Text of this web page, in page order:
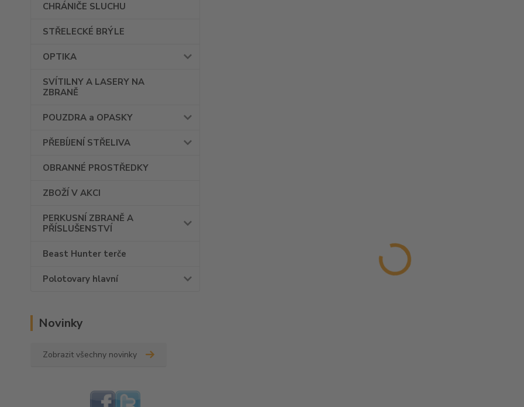
CHRÁNIČE SLUCHU
STŘELECKÉ BRÝLE
OPTIKA
SVÍTILNY A LASERY NA
ZBRANĚ
POUZDRA a OPASKY
PŘEBÍJENÍ STŘELIVA
OBRANNÉ PROSTŘEDKY
ZBOŽÍ V AKCI
PERKUSNÍ ZBRANĚ A
PŘÍSLUŠENSTVÍ
Beast Hunter terče
Polotovary hlavní
Novinky
Zobrazit všechny novinky